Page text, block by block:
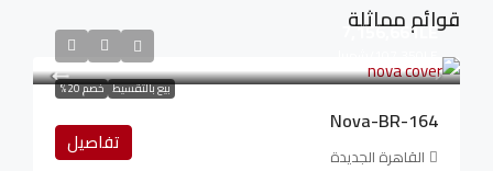
قوائم مماثلة
بيع بالتقسيط خصم 20%
7,156,661LE
Nova-BR-164
القاهرة الجديدة تفاصيل